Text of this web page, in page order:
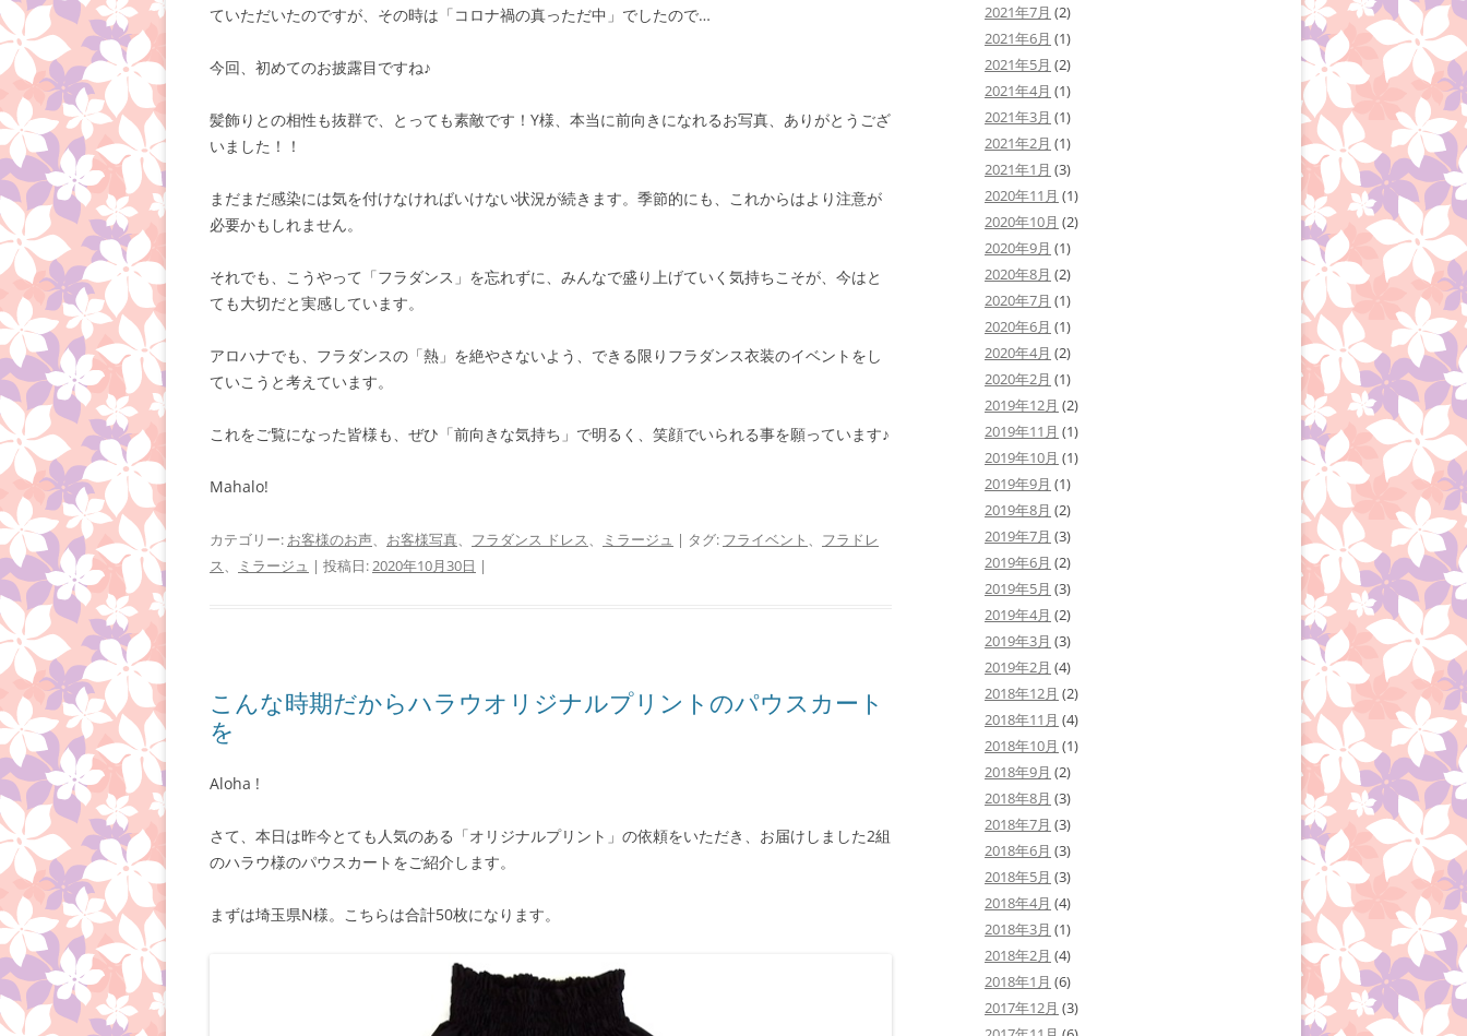
ていただいたのですが、その時は「コロナ禍の真っただ中」でしたので…
今回、初めてのお披露目ですね♪
髪飾りとの相性も抜群で、とっても素敵です！Y様、本当に前向きになれるお写真、ありがとうござ
いました！！
まだまだ感染には気を付けなければいけない状況が続きます。季節的にも、これからはより注意が
必要かもしれません。
それでも、こうやって「フラダンス」を忘れずに、みんなで盛り上げていく気持ちこそが、今はと
ても大切だと実感しています。
アロハナでも、フラダンスの「熱」を絶やさないよう、できる限りフラダンス衣装のイベントをし
ていこうと考えています。
これをご覧になった皆様も、ぜひ「前向きな気持ち」で明るく、笑顔でいられる事を願っています♪
Mahalo!
カテゴリー: お客様のお声、 お客様写真、 フラダンス ドレス、 ミラージュ | タグ: フライベント 、 フラドレ
ス、 ミラージュ | 投稿日:2020年10月30日 |
こんな時期だからハラウオリジナルプリントのパウスカート
を
Aloha !
さて、本日は昨今とても人気のある「オリジナルプリント」の依頼をいただき、お届けしました2組
のハラウ様のパウスカートをご紹介します。
まずは埼玉県N様。こちらは合計50枚になります。
2021年7月 (2)
2021年6月 (1)
2021年5月 (2)
2021年4月 (1)
2021年3月 (1)
2021年2月 (1)
2021年1月 (3)
2020年11月 (1)
2020年10月 (2)
2020年9月 (1)
2020年8月 (2)
2020年7月 (1)
2020年6月 (1)
2020年4月 (2)
2020年2月 (1)
2019年12月 (2)
2019年11月 (1)
2019年10月 (1)
2019年9月 (1)
2019年8月 (2)
2019年7月 (3)
2019年6月 (2)
2019年5月 (3)
2019年4月 (2)
2019年3月 (3)
2019年2月 (4)
2018年12月 (2)
2018年11月 (4)
2018年10月 (1)
2018年9月 (2)
2018年8月 (3)
2018年7月 (3)
2018年6月 (3)
2018年5月 (3)
2018年4月 (4)
2018年3月 (1)
2018年2月 (4)
2018年1月 (6)
2017年12月 (3)